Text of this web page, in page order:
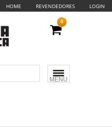
HOME REVENDEDORES LOGIN
MENU
0